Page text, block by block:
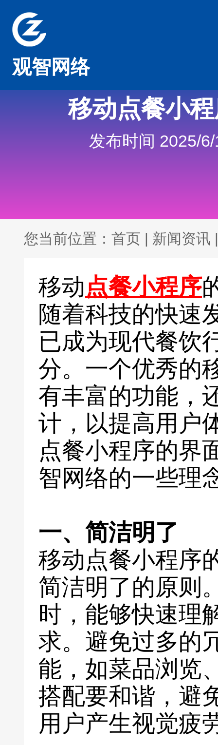
观智网络
移动点餐小
发布时间 2025/
您当前位置： 首页 | 新闻资讯 |
移动点餐小程序
随着科技的快速
已成为现代餐饮
分。一个优秀的
有丰富的功能，
计，以提高用户
点餐小程序的界
智网络的一些理
一、简洁明了
移动点餐小程序
简洁明了的原则
时，能够快速理
求。避免过多的
能，如菜品浏览
搭配要和谐，避
用户产生视觉疲